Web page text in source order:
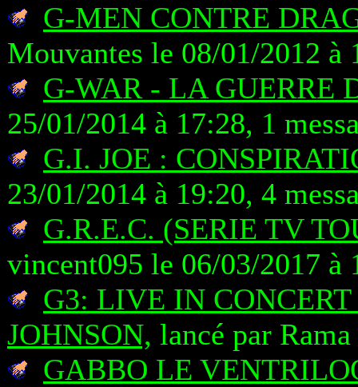
G-MEN CONTRE
Mouvantes le 08/01/2012 à
G-WAR - LA GUERRE
25/01/2014 à 17:28, 1
G.I. JOE :
23/01/2014 à 19:20, 4
G.R.E.C. (SERIE TV
vincent095 le 06/03/2017 à
G3: LIVE IN
JOHNSON, lancé par
GABBO LE